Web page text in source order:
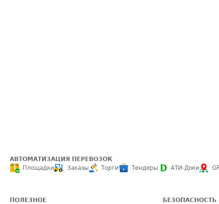
АВТОМАТИЗАЦИЯ ПЕРЕВОЗОК
Площадки
Заказы Торги Тендеры АТИ-Доки
ПОЛЕЗНОЕ БЕЗОПАСНОСТЬ